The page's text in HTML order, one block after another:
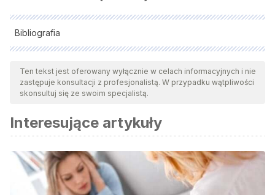
Bibliografia
Wszystkie cytowane źródła zostały gruntownie
przeanalizowane przez nasz zespół w celu zapewnienia ich
jakości, wiarygodności, aktualności i ważności. Bibliografia
względem naukowym lub akademickim.
Pozuelos, J.; Martinena, P.; Monago, L.; Viejo, D. y Pérez, T.
(2000). Farmacología de la nicotina. Medicina Integral, 35
(9): 409-417. Elsevier
Stahl, S.M. (2002). Psicofarmacología esencial. Bases
Ten tekst jest oferowany wyłącznie w celach informacyjnych i nie
zastępuje konsultacji z profesjonalistą. W przypadku wątpliwości
skonsultuj się ze swoim specjalistą.
Interesujące artykuły